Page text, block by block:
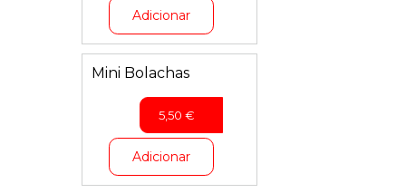
Adicionar
Mini Bolachas
5,50 €
Adicionar